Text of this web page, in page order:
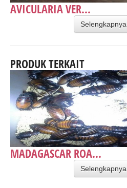
AVICULARIA VER...
Selengkapnya
PRODUK TERKAIT
MADAGASCAR ROA...
Selengkapnya